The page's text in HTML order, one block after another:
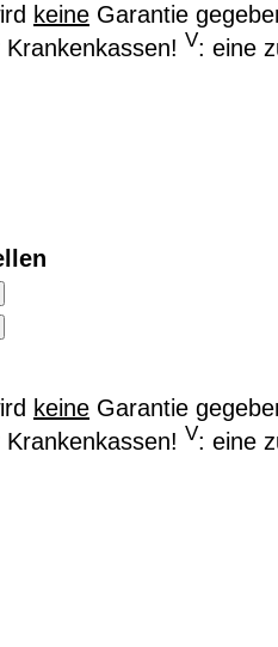
keine Garantie
Krankenkassen! V: eine
keine Garantie
Krankenkassen! V: eine